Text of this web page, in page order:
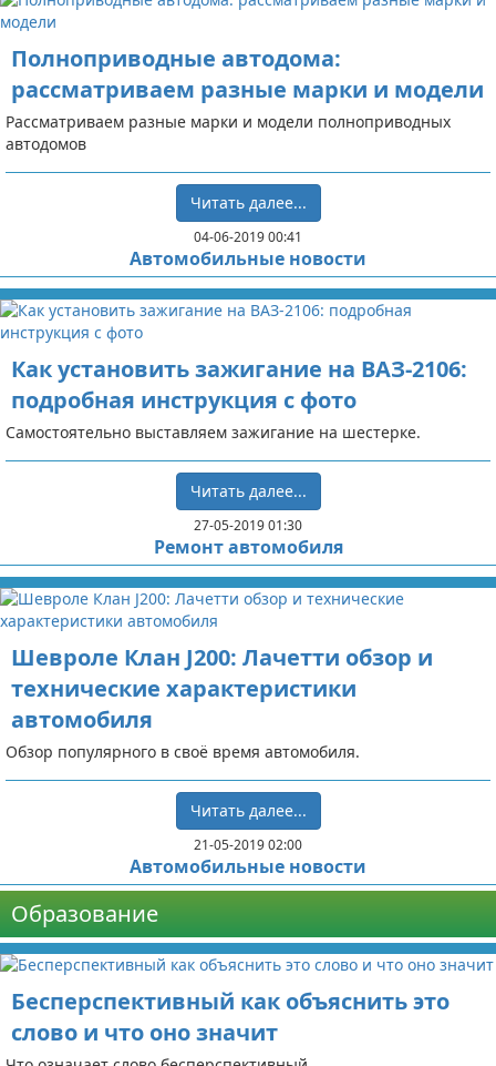
Полноприводные автодома:
рассматриваем разные марки и модели
Рассматриваем разные марки и модели полноприводных
автодомов
Читать далее...
04-06-2019 00:41
Автомобильные новости
Как установить зажигание на ВАЗ-2106:
подробная инструкция с фото
Самостоятельно выставляем зажигание на шестерке.
Читать далее...
27-05-2019 01:30
Ремонт автомобиля
Шевроле Клан J200: Лачетти обзор и
технические характеристики
автомобиля
Обзор популярного в своё время автомобиля.
Читать далее...
21-05-2019 02:00
Автомобильные новости
Образование
Бесперспективный как объяснить это
слово и что оно значит